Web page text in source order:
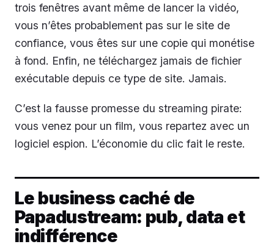
trois fenêtres avant même de lancer la vidéo,
vous n’êtes probablement pas sur le site de
confiance, vous êtes sur une copie qui monétise
à fond. Enfin, ne téléchargez jamais de fichier
exécutable depuis ce type de site. Jamais.
C’est la fausse promesse du streaming pirate:
vous venez pour un film, vous repartez avec un
logiciel espion. L’économie du clic fait le reste.
Le business caché de
Papadustream: pub, data et
indifférence